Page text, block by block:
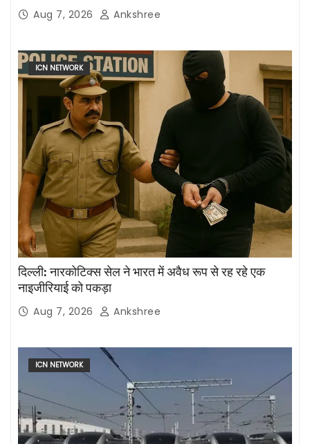
Aug 7, 2026 Ankshree
ICN NETWORK
दिल्ली: नारकोटिक्स सेल ने भारत में अवैध रूप से रह रहे एक
नाइजीरियाई को पकड़ा
Aug 7, 2026 Ankshree
ICN NETWORK